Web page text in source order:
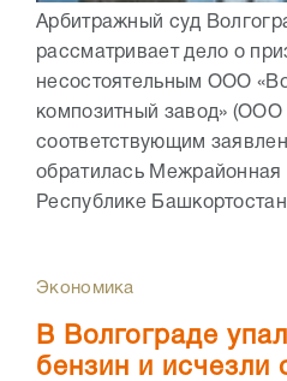
Арбитражный суд
рассматривает дело о
несостоятельным ООО
композитный завод» (ООО
соответствующим
обратилась
Республике
Экономика
В Волгограде
бензин и